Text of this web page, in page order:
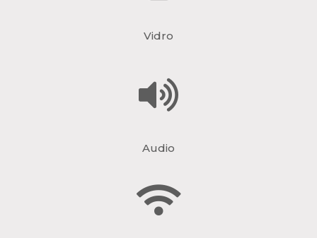
Vidro
Audio